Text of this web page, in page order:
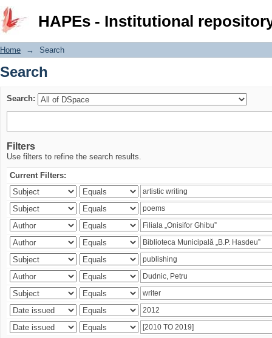
HAPEs - Institutional
Search
Home → Search
Search
Search:
Filters
Use filters to refine the search results.
Current Filters: